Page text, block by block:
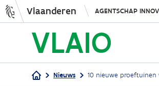
Vlaanderen AGENTSCHAP
Nieuws 10 nieuwe proeftuinen